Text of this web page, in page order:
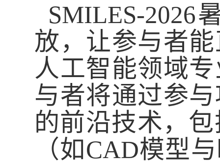
SMILES-2026
放 ， 让参与者能
人工智能领域
与者将通过参
的前沿技术，
（如CAD模型